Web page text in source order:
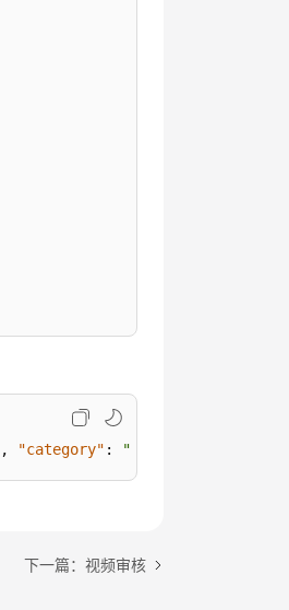
, "category" : "image_text"
下一篇：视频审核